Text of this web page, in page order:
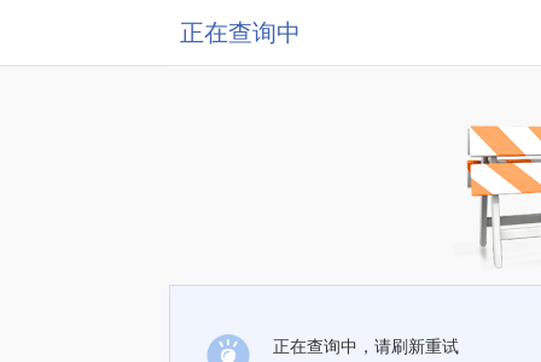
正在查询中
正在查询中，请刷新重试